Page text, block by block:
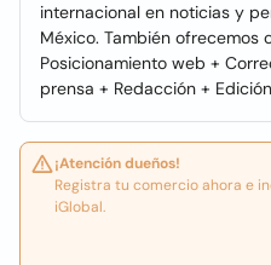
internacional en noticias y
México. También ofrecemos
Posicionamiento web +
prensa + Redacción +
¡Atención dueños!
Registra tu comercio ahora e
iGlobal.